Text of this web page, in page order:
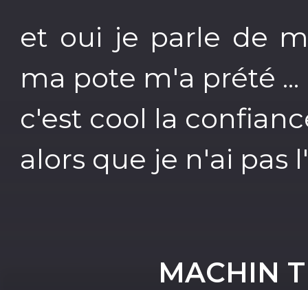
et oui je parle de
ma pote m'a prété ...
c'est cool la
alors que je n'ai pas
MACHIN